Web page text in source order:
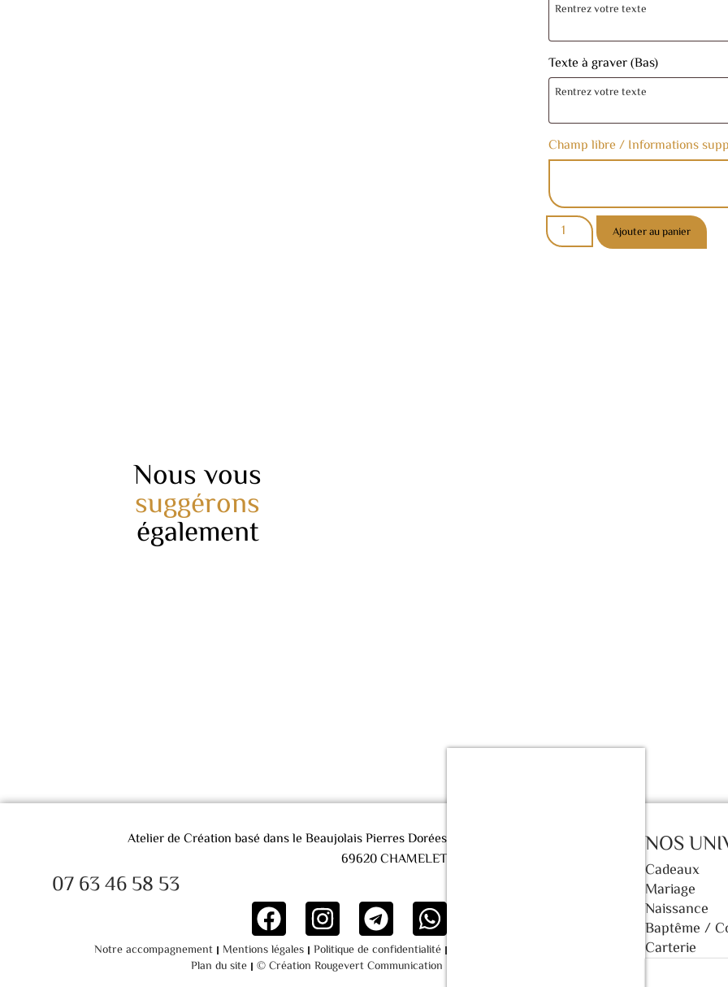
Texte à graver (Bas)
Champ libre / Informations
Ajouter au panier
Nous vous
suggérons
également
Atelier de Création basé dans le Beaujolais Pierres Dorées
69620 CHAMELET
07 63 46 58 53
Notre accompagnement Mentions légales Politique de confidentialité
Plan du site © Création Rougevert Communication
NOS
Cadeaux
Mariage
Naissance
Baptême /
Carterie